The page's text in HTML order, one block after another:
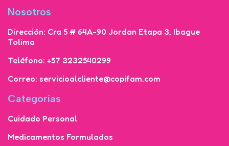
Nosotros
Dirección: Cra 5 # 64A-90 Jordan Etapa 3, Ibague
Tolima
Teléfono: +57 3232540299
Correo: servicioalcliente@copifam.com
Categorías
Cuidado Personal
Medicamentos Formulados